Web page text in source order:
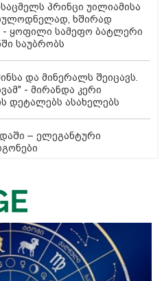
პრინცი უილიამისა
ხშირად
- ყოფილი სამეფო ბატლერი
საუბრობს
და მინერალს შეიცავს.
- მირანდა კერი
დეტალებს ასახელებს
– ელეგანტური